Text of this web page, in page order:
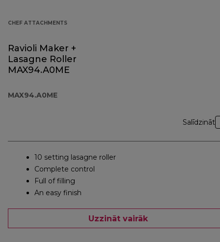
CHEF ATTACHMENTS
Ravioli Maker +
Lasagne Roller
MAX94.A0ME
MAX94.A0ME
Salīdzināt
10 setting lasagne roller
Complete control
Full of filling
An easy finish
Uzzināt vairāk